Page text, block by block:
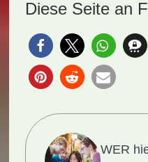
Diese Seite an
WER